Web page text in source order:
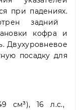
при падениях.
задний
кофра и
Двухуровневое
посадку для
см³), 16 л.с.,